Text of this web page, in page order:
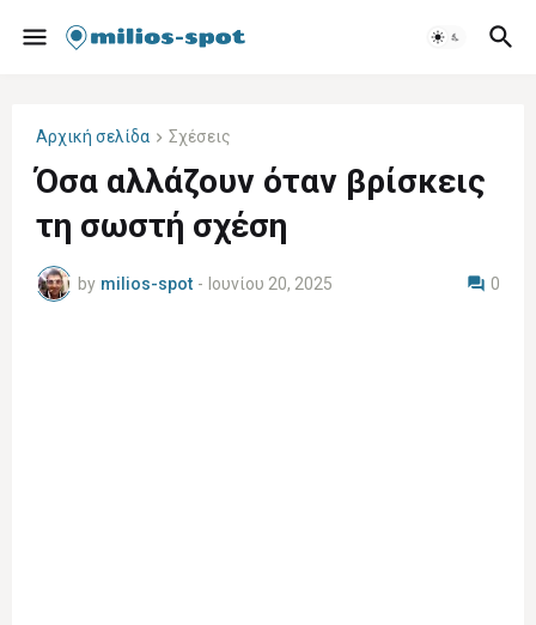
Αρχική σελίδα Σχέσεις
Όσα αλλάζουν όταν βρίσκεις
τη σωστή σχέση
by milios-spot - Ιουνίου 20, 2025 0